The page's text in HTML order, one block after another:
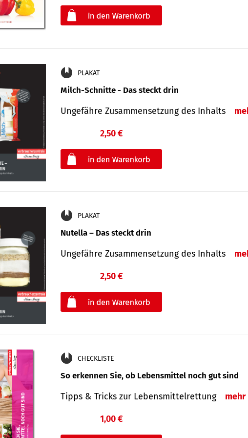
PLAKAT
Milch-Schnitte - Das steckt drin
Ungefähre Zu­sammen­setzung des Inhalts
2,50 €
PLAKAT
Nutella – Das steckt drin
Ungefähre Zusammensetzung des Inhalts
2,50 €
CHECKLISTE
So erkennen Sie, ob Lebensmittel noch gut sind
Tipps & Tricks zur Lebensmittelrettung mehr
1,00 €